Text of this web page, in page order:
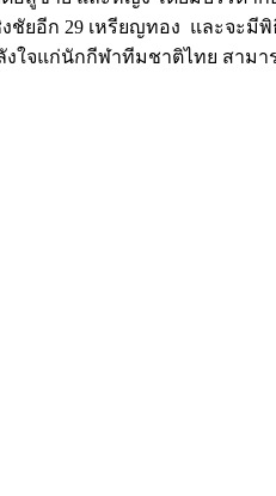
ยอีก 29 เหรียญทอง และจะ
จแก่นักกีฬาทีมชาติไทย สามา